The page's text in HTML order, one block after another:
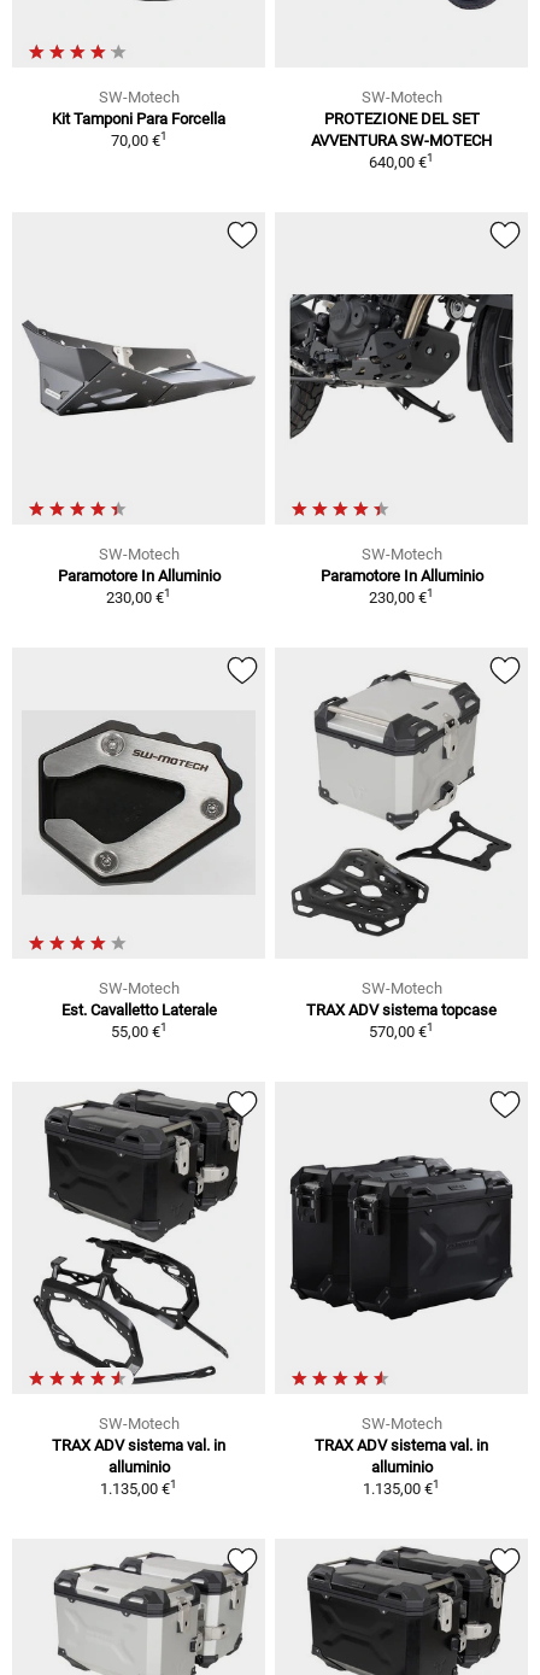
SW-Motech
Kit Tamponi Para Forcella
70,00 €1
SW-Motech
PROTEZIONE DEL SET
AVVENTURA SW-MOTECH
640,00 €1
SW-Motech
Paramotore In Alluminio
230,00 €1
SW-Motech
Paramotore In Alluminio
230,00 €1
SW-Motech
Est. Cavalletto Laterale
55,00 €1
SW-Motech
TRAX ADV sistema topcase
570,00 €1
SW-Motech
TRAX ADV sistema val. in
alluminio
1.135,00 €1
SW-Motech
TRAX ADV sistema val. in
alluminio
1.135,00 €1